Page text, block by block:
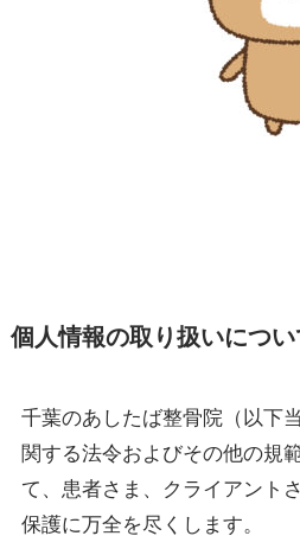
個人情報の取り扱いにつ
千葉のあしたば整骨院（以下
関する法令およびその他の規
て、患者さま、クライアント
保護に万全を尽くします。